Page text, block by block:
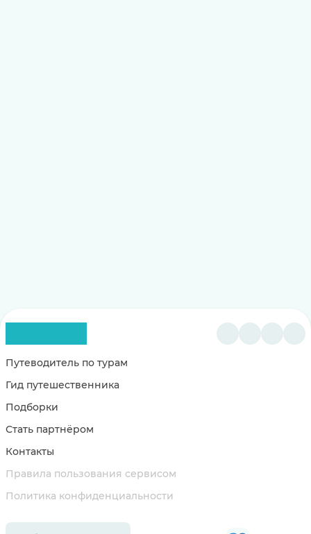
Путеводитель по турам
Гид путешественника
Подборки
Стать партнёром
Контакты
Правила пользования сервисом
Политика конфиденциальности